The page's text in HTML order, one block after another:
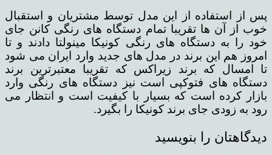
پس از استفاده از این مدل توسط مشتریان و استقبال
خوب از آن ها تقریبا تمام دستگاه های رنگی کانن جای
خود را به دستگاه های رنگی کونیکا مینولتا دادند و تا
امروز هم این برند در مدل های جدید وارد ایران می شود
تا امسال که برند زیراکس که تقریبا معتبرترین برند
دستگاه های فتوکپی است نیز دستگاه های رنگی وارد
بازار کرده است که بسیار با کیفیت است و انتظار می
رود به زودی جای برند کونیکا را بگیرد.
دیدگاهتان را بنویسید